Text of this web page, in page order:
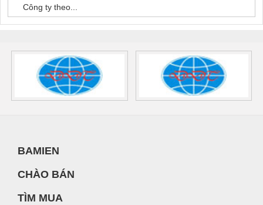
Công ty theo...
BAMIEN
CHÀO BÁN
TÌM MUA